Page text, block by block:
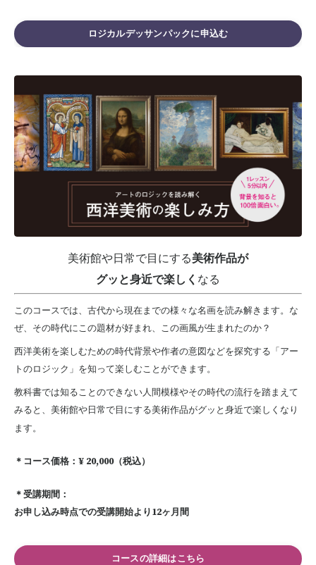
ロジカルデッサンパックに申込む
美術館や日常で目にする美術作品が
グッと身近で楽しく なる
このコースでは、古代から現在までの様々な名画を読み解きます。な
ぜ、その時代にこの題材が好まれ、この画風が生まれたのか？
西洋美術を楽しむための時代背景や作者の意図などを探究する「アー
トのロジック」を知って楽しむことができます。
教科書では知ることのできない人間模様やその時代の流行を踏まえて
みると、美術館や日常で目にする美術作品がグッと身近で楽しくなり
ます。
＊コース価格：¥ 20,000（税込）
＊受講期間：
お申し込み時点での受講開始より12ヶ月間
コースの詳細はこちら